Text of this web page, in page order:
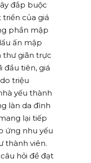
đắp buộc
triển của giá
phần mập
ấn mập
thư giãn trực
đầu tiên, giá
triệu
yếu thành
làn da đình
lại tiếp
ứng nhu yếu
thành viên.
hỏi đề đạt